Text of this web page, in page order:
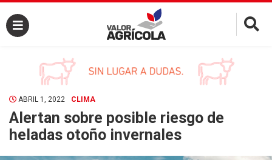
×
ABRIL 1, 2022 CLIMA
Alertan sobre posible riesgo de
heladas otoño invernales